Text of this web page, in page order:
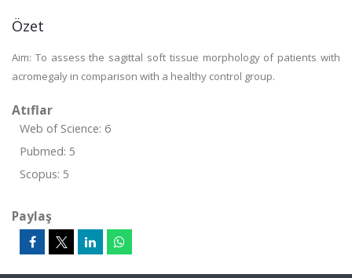
Özet
Aim: To assess the sagittal soft tissue morphology of patients with
acromegaly in comparison with a healthy control group.
Atıflar
Web of Science: 6
Pubmed: 5
Scopus: 5
Paylaş